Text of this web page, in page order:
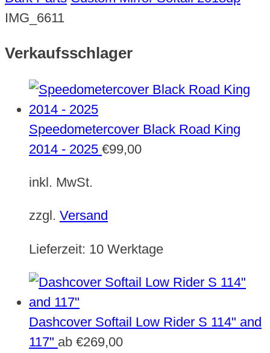
IMG_6611
Verkaufsschlager
Speedometercover Black Road King
2014 - 2025 €99,00
inkl. MwSt.
zzgl. Versand
Lieferzeit: 10 Werktage
Dashcover Softail Low Rider S 114" and
117" ab €269,00